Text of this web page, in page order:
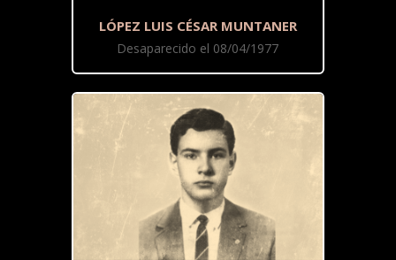
LÓPEZ LUIS CÉSAR MUNTANER
Desaparecido el 08/04/1977